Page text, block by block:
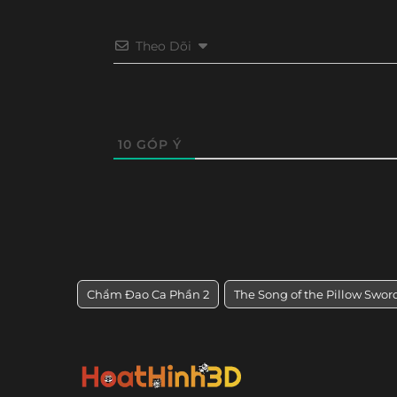
Theo Dõi
10 GÓP Ý
Chẩm Đao Ca Phần 2 The Song of the Pillow